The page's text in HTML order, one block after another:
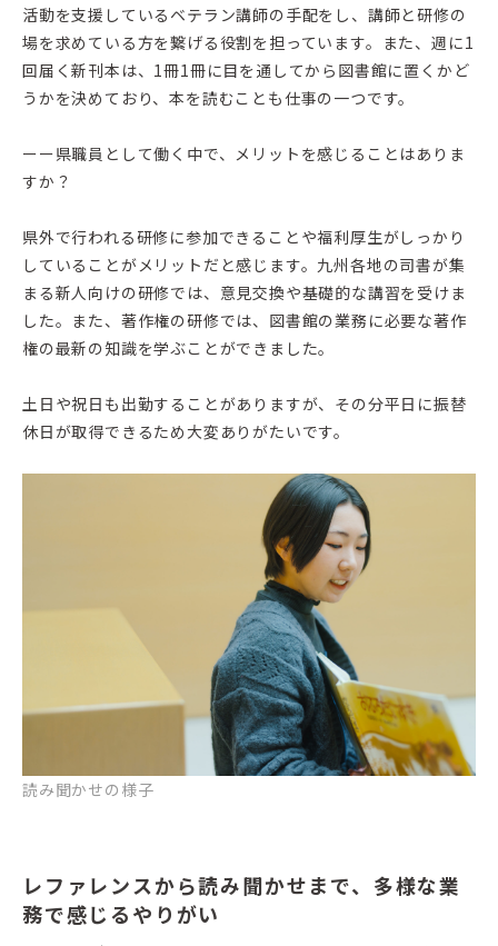
活動を支援しているベテラン講師の手配をし、講師と研修の
場を求めている方を繋げる役割を担っています。また、週に1
回届く新刊本は、1冊1冊に目を通してから図書館に置くかど
うかを決めており、本を読むことも仕事の一つです。
ーー県職員として働く中で、メリットを感じることはありま
すか？
県外で行われる研修に参加できることや福利厚生がしっかり
していることがメリットだと感じます。九州各地の司書が集
まる新人向けの研修では、意見交換や基礎的な講習を受けま
した。また、著作権の研修では、図書館の業務に必要な著作
権の最新の知識を学ぶことができました。
土日や祝日も出勤することがありますが、その分平日に振替
休日が取得できるため大変ありがたいです。
読み聞かせの様子
レファレンスから読み聞かせまで、多様な業
務で感じるやりがい